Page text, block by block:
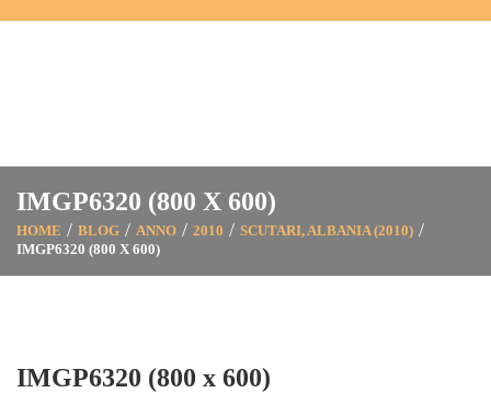
IMGP6320 (800 X 600)
HOME BLOG ANNO 2010
SCUTARI, ALBANIA (2010)
IMGP6320 (800 X 600)
IMGP6320 (800 x 600)